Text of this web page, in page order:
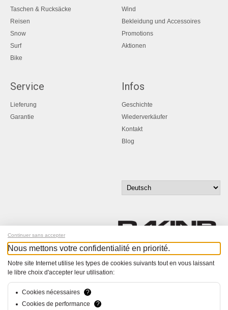
Taschen & Rucksäcke
Reisen
Snow
Surf
Bike
Wind
Bekleidung und Accessoires
Promotions
Aktionen
Service
Lieferung
Garantie
Infos
Geschichte
Wiederverkäufer
Kontakt
Blog
© Bucher+Walt 2011-2026
Continuer sans accepter
Nous mettons votre confidentialité en priorité.
Notre site Internet utilise les types de cookies suivants tout en vous laissant
le libre choix d'accepter leur utilisation:
Cookies nécessaires
?
Cookies de performance
?